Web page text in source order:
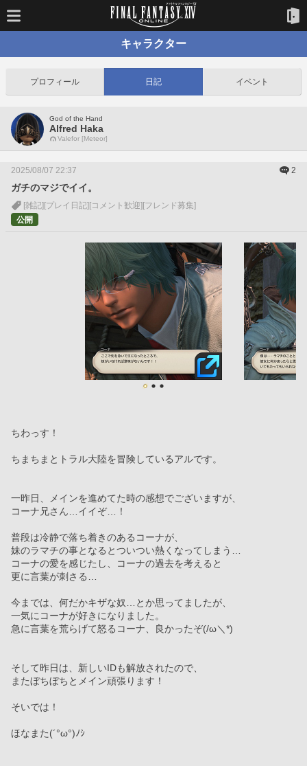
キャラクター
プロフィール 日記 イベント
God of the Hand
Alfred Haka
Valefor [Meteor]
2025/08/07 22:37 2
ガチのマジでイイ。
[雑記] [プレイ日記] [コメント歓迎] [フレンド募集]
公開
ちわっす！
ちまちまとトラル大陸を冒険しているアルです。
一昨日、メインを進めてた時の感想でございますが、
コーナ兄さん…イイぞ…！
普段は冷静で落ち着きのあるコーナが、
妹のラマチの事となるとついつい熱くなってしまう…
コーナの愛を感じたし、コーナの過去を考えると
更に言葉が刺さる…
今までは、何だかキザな奴…とか思ってましたが、
一気にコーナが好きになりました。
急に言葉を荒らげて怒るコーナ、良かったぞ(/ω＼*)
そして昨日は、新しいIDも解放されたので、
またぼちぼちとメイン頑張ります！
そいでは！
ほなまた(´°ω°)ﾉｼ